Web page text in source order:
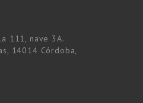
111, nave 3A.
14014 Córdoba,